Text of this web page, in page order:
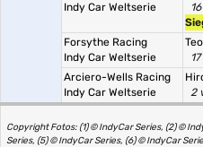
Indy Car Weltserie
Forsythe Racing
Indy Car Weltserie
Arciero-Wells Racing
Indy Car Weltserie
2
Copyright Fotos: (1) © IndyCar Series, (2) ©
Series, (5) © IndyCar Series, (6) © IndyCar